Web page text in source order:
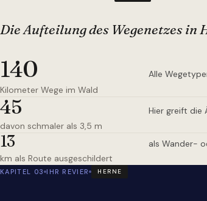
Die Aufteilung des Wegenetzesin
140
Kilometer Wege im Wald
Alle
45
davon schmaler als 3,5 m
Hier greift die
13
km als Route ausgeschildert
als Wander-
KAPITEL 03 IHR REVIER HERNE